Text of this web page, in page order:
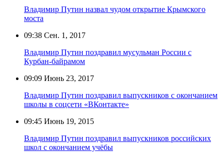
Владимир Путин назвал чудом открытие Крымского
моста
09:38 Сен. 1, 2017
Владимир Путин поздравил мусульман России с
Курбан-байрамом
09:09 Июнь 23, 2017
Владимир Путин поздравил выпускников с окончанием
школы в соцсети «ВКонтакте»
09:45 Июнь 19, 2015
Владимир Путин поздравил выпускников российских
школ с окончанием учёбы